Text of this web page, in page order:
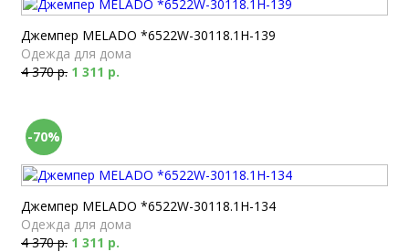
Джемпер MELADO *6522W-30118.1H-139
Одежда для дома
4 370 р. 1 311 р.
-70%
Джемпер MELADO *6522W-30118.1H-134
Одежда для дома
4 370 р. 1 311 р.